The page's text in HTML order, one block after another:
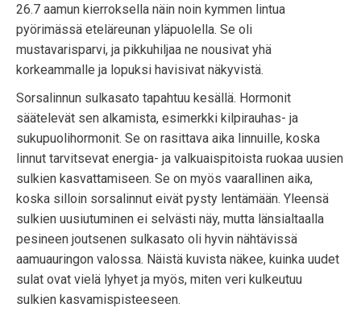
26.7 aamun kierroksella näin noin kymmen lintua
pyörimässä eteläreunan yläpuolella. Se oli
mustavarisparvi, ja pikkuhiljaa ne nousivat yhä
korkeammalle ja lopuksi havisivat näkyvistä.
Sorsalinnun sulkasato tapahtuu kesällä. Hormonit
säätelevät sen alkamista, esimerkki kilpirauhas- ja
sukupuolihormonit. Se on rasittava aika linnuille, koska
linnut tarvitsevat energia- ja valkuaispitoista ruokaa uusien
sulkien kasvattamiseen. Se on myös vaarallinen aika,
koska silloin sorsalinnut eivät pysty lentämään. Yleensä
sulkien uusiutuminen ei selvästi näy, mutta länsialtaalla
pesineen joutsenen sulkasato oli hyvin nähtävissä
aamuauringon valossa. Näistä kuvista näkee, kuinka uudet
sulat ovat vielä lyhyet ja myös, miten veri kulkeutuu
sulkien kasvamispisteeseen.